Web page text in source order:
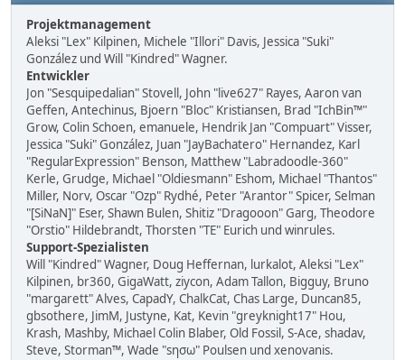
Projektmanagement
Aleksi "Lex" Kilpinen, Michele "Illori" Davis, Jessica "Suki"
González und Will "Kindred" Wagner.
Entwickler
Jon "Sesquipedalian" Stovell, John "live627" Rayes, Aaron van
Geffen, Antechinus, Bjoern "Bloc" Kristiansen, Brad "IchBin™"
Grow, Colin Schoen, emanuele, Hendrik Jan "Compuart" Visser,
Jessica "Suki" González, Juan "JayBachatero" Hernandez, Karl
"RegularExpression" Benson, Matthew "Labradoodle-360"
Kerle, Grudge, Michael "Oldiesmann" Eshom, Michael "Thantos"
Miller, Norv, Oscar "Ozp" Rydhé, Peter "Arantor" Spicer, Selman
"[SiNaN]" Eser, Shawn Bulen, Shitiz "Dragooon" Garg, Theodore
"Orstio" Hildebrandt, Thorsten "TE" Eurich und winrules.
Support-Spezialisten
Will "Kindred" Wagner, Doug Heffernan, lurkalot, Aleksi "Lex"
Kilpinen, br360, GigaWatt, ziycon, Adam Tallon, Bigguy, Bruno
"margarett" Alves, CapadY, ChalkCat, Chas Large, Duncan85,
gbsothere, JimM, Justyne, Kat, Kevin "greyknight17" Hou,
Krash, Mashby, Michael Colin Blaber, Old Fossil, S-Ace, shadav,
Steve, Storman™, Wade "sησω" Poulsen und xenovanis.